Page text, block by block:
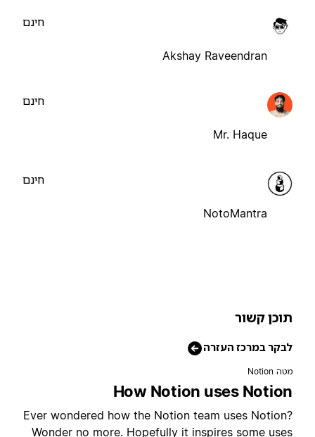
Akshay Raveendran
Mr. Haque
NotoMantra
קשור
במרכז העזרה
How Notion uses
Ever wondered how the Notion team uses
Wonder no more. Hopefully it inspires some